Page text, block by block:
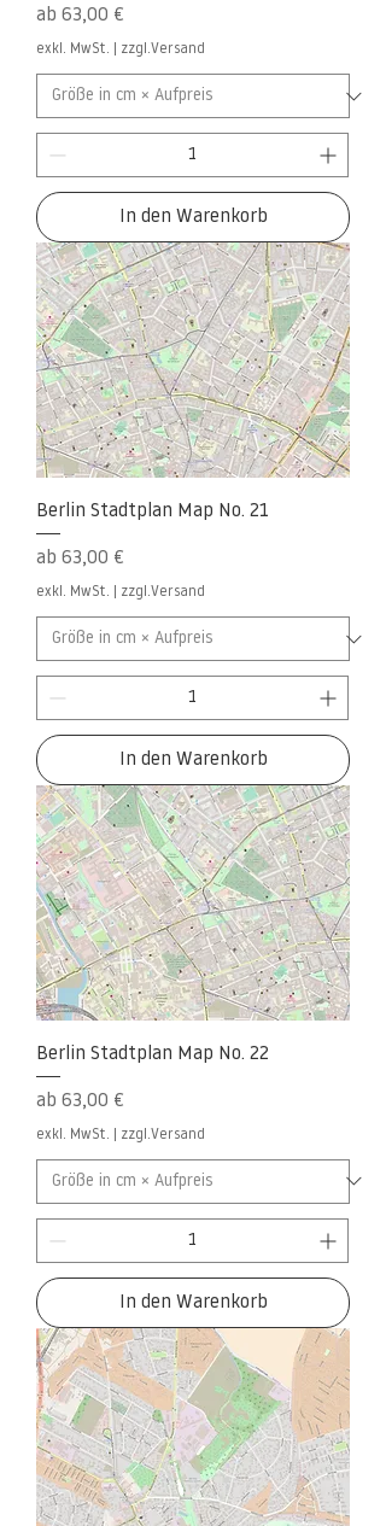
ab 63,00 €
Sale-Preis
exkl. MwSt. zzgl.Versand
In den Warenkorb
Berlin Stadtplan Map No. 21
ab 63,00 €
Sale-Preis
exkl. MwSt. zzgl.Versand
In den Warenkorb
Berlin Stadtplan Map No. 22
ab 63,00 €
Sale-Preis
exkl. MwSt. zzgl.Versand
In den Warenkorb